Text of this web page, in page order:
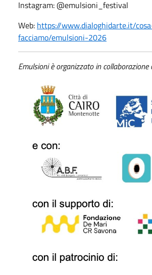
Instagram: @emulsioni_festival
Web: https://www.dialoghidarte.it/
facciamo/emulsioni-2026
Emulsioni è organizzato in collaborazione